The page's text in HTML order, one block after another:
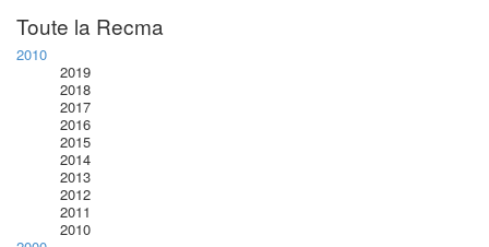
Toute la Recma
2010
2019
2018
2017
2016
2015
2014
2013
2012
2011
2010